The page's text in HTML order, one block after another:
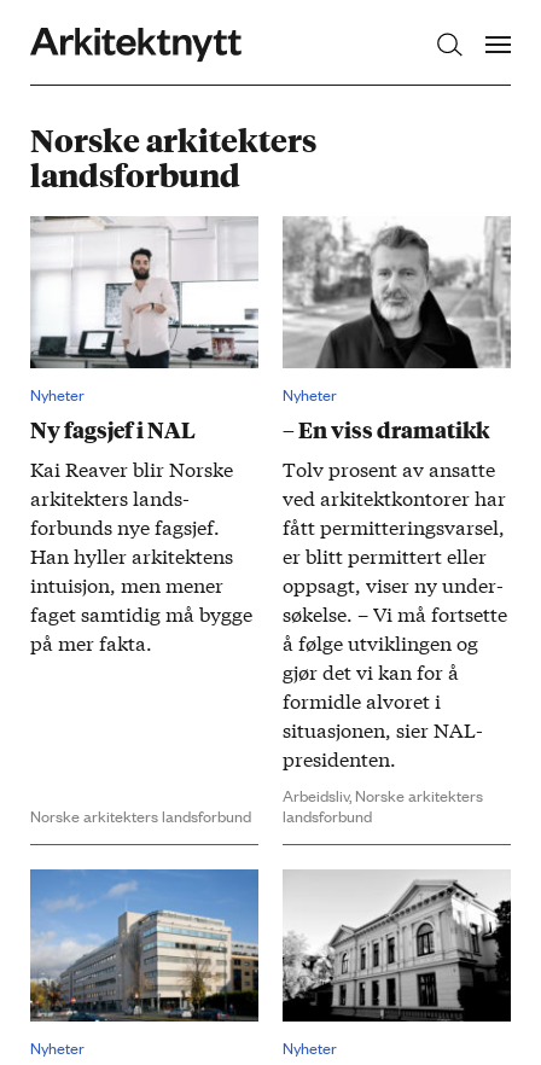
Norske arkitekters
landsforbund
Nyheter
Ny fagsjef i NAL
​
Kai Reaver blir Norske
arkitekters lands­
forbunds nye fagsjef.
Han hyller arkitektens
intuisjon, men mener
faget sam­tidig må bygge
på mer fakta.
Norske arkitekters landsforbund
Nyheter
– En viss dramatikk
Tolv prosent av ansatte
ved arkitekt­kontorer har
fått permit­terings­varsel,
er blitt permittert eller
opp­sagt, viser ny under­
søkelse. – Vi må fort­sette
å følge ut­viklingen og
gjør det vi kan for å
formidle alvoret i
situasjonen​, sier NAL-
presidenten.
Arbeidsliv, Norske arkitekters
landsforbund
Nyheter Nyheter